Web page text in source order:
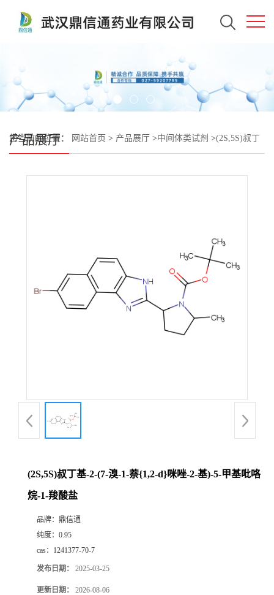
产品展厅
您当前的位置： 网站首页 > 产品展厅 >中间体类试剂 >(2S,5S)叔丁
(2S,5S)叔丁基-2-(7-溴-1-萘{1,2-d}咪唑-2-基)-5-甲基吡咯
烷-1-羧酸盐
品牌： 鼎信通
纯度： 0.95
cas： 1241377-70-7
发布日期： 2025-03-25
更新日期： 2026-08-06